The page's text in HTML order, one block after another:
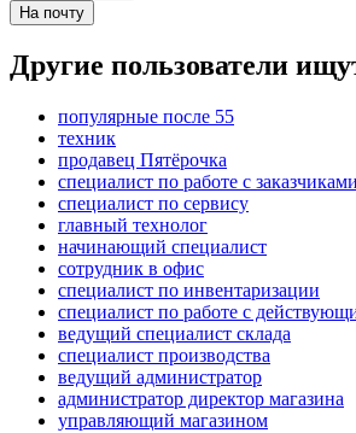
На почту
Другие пользователи
популярные после 55
техник
продавец Пятёрочка
специалист по работе с заказчиками
специалист по сервису
главный технолог
начинающий специалист
сотрудник в офис
специалист по инвентаризации
специалист по работе с
ведущий специалист склада
специалист производства
ведущий администратор
администратор директор магазина
управляющий магазином